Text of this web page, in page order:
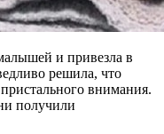
и привезла в
решила, что
внимания.
получили